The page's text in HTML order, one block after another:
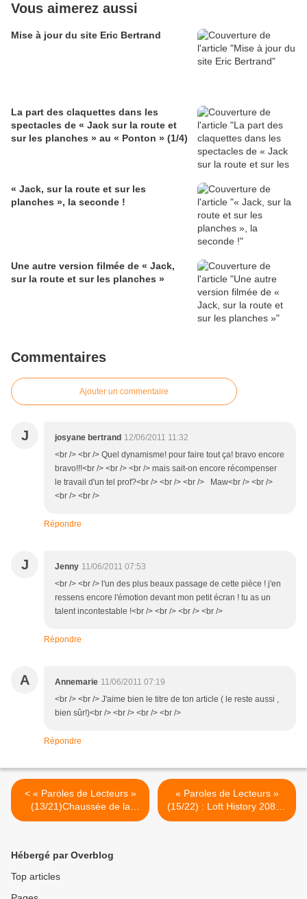
Vous aimerez aussi
Mise à jour du site Eric Bertrand
La part des claquettes dans les
spectacles de « Jack sur la route et
sur les planches » au « Ponton » (1/4)
« Jack, sur la route et sur les
planches », la seconde !
Une autre version filmée de « Jack,
sur la route et sur les planches »
Commentaires
Ajouter un commentaire
J josyane bertrand 12/06/2011 11:32
<br /> <br /> Quel dynamisme! pour faire tout ça! bravo encore
bravo!!!<br /> <br /> <br /> mais sait-on encore récompenser
le travail d'un tel prof?<br /> <br /> <br /> Maw<br /> <br />
<br /> <br />
Répondre
J Jenny 11/06/2011 07:53
<br /> <br /> l'un des plus beaux passage de cette pièce ! j'en
ressens encore l'émotion devant mon petit écran ! tu as un
talent incontestable !<br /> <br /> <br /> <br />
Répondre
A Annemarie 11/06/2011 07:19
<br /> <br /> J'aime bien le titre de ton article ( le reste aussi ,
bien sûr!)<br /> <br /> <br /> <br />
Répondre
< « Paroles de Lecteurs »
(13/21)Chaussée de la
madeleine de Proust. Les
« Paroles de Lecteurs »
(15/22) : Loft History 2084 :
un harem dans un loft >
Hébergé par Overblog
Top articles